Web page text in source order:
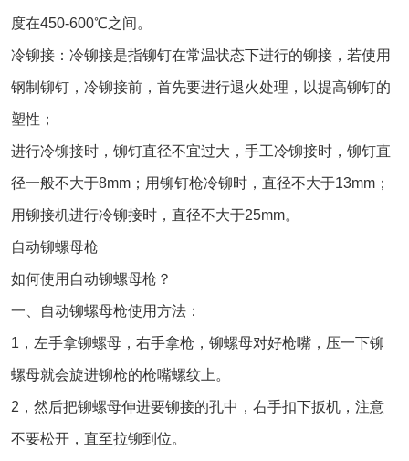
度在450-600℃之间。
冷铆接：冷铆接是指铆钉在常温状态下进行的铆接，若使用
钢制铆钉，冷铆接前，首先要进行退火处理，以提高铆钉的
塑性；
进行冷铆接时，铆钉直径不宜过大，手工冷铆接时，铆钉直
径一般不大于8mm；用铆钉枪冷铆时，直径不大于13mm；
用铆接机进行冷铆接时，直径不大于25mm。
自动铆螺母枪
如何使用自动铆螺母枪？
一、自动铆螺母枪使用方法：
1，左手拿铆螺母，右手拿枪，铆螺母对好枪嘴，压一下铆
螺母就会旋进铆枪的枪嘴螺纹上。
2，然后把铆螺母伸进要铆接的孔中，右手扣下扳机，注意
不要松开，直至拉铆到位。